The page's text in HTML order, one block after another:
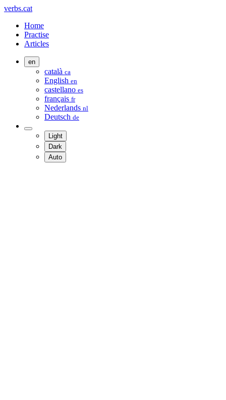
verbs.cat
Home
Practise
Articles
en
català ca
English en
castellano es
français fr
Nederlands nl
Deutsch de
Light
Dark
Auto